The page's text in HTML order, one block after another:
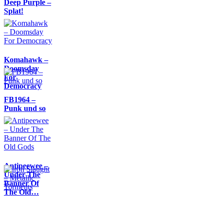
Deep Purple –
Splat!
Komahawk –
Doomsday
For
Democracy
FB1964 –
Punk und so
Antipeewee –
Under The
Banner Of
The Old…